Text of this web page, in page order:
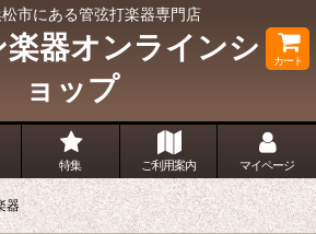
市にある管弦打楽器専門店
器オンラインシ
ョップ
カート
特集 ご利用案内 マイページ
器